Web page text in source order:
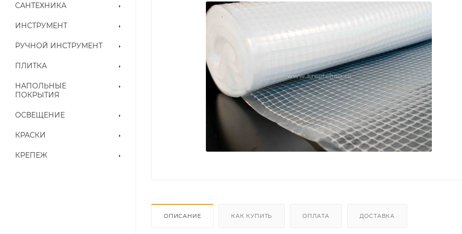
САНТЕХНИКА
ИНСТРУМЕНТ
РУЧНОЙ ИНСТРУМЕНТ
ПЛИТКА
НАПОЛЬНЫЕ
ПОКРЫТИЯ
ОСВЕЩЕНИЕ
КРАСКИ
КРЕПЕЖ
ОПИСАНИЕ КАК КУПИТЬ ОПЛАТА ДОСТАВКА